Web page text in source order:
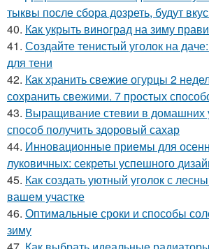
тыквы после сбора дозреть, будут
40. Как укрыть виноград на зиму
41. Создайте тенистый уголок на
для тени
42. Как хранить свежие огурцы 2
сохранить свежими. 7 простых
43. Выращивание стевии в домашних
способ получить здоровый сахар
44. Инновационные приемы для
луковичных: секреты успешного
45. Как создать уютный уголок с
вашем участке
46. Оптимальные сроки и способы
зиму